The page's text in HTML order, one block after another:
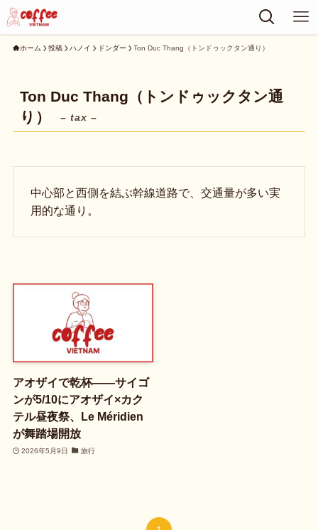
ホーム 投稿 ハノイ ドンダー Ton Duc Thang（トンドゥックタン通り）
Ton Duc Thang（トンドゥックタン通
り）
– tax –
中心部と西側を結ぶ幹線道路で、交通量が多い実
用的な通り。
アオザイで乾杯――サイゴ
ンが5/10にアオザイ×カク
テル昼夜祭、Le Méridien
が舞踏場開放
2026年5月9日 旅行